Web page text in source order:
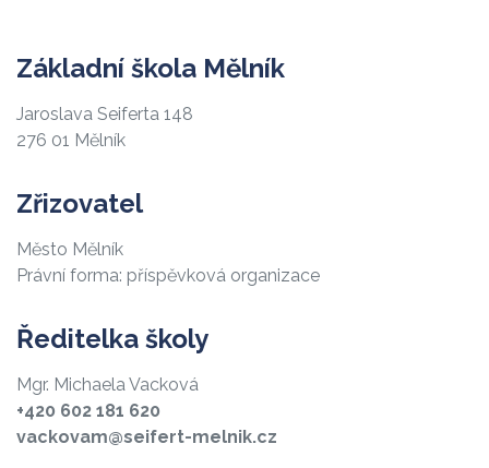
Základní škola Mělník
Jaroslava Seiferta 148
276 01 Mělník
Zřizovatel
Město Mělník
Právní forma: příspěvková organizace
Ředitelka školy
Mgr. Michaela Vacková
+420 602 181 620
vackovam@seifert-melnik.cz